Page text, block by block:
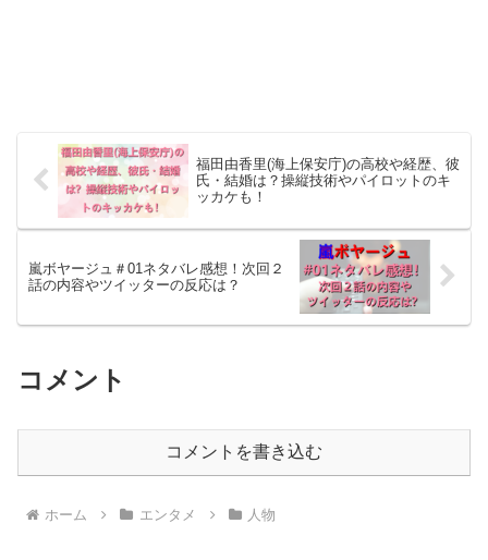
福田由香里(海上保安庁)の高校や経歴、彼
氏・結婚は？操縦技術やパイロットのキ
ッカケも！
嵐ボヤージュ＃01ネタバレ感想！次回２
話の内容やツイッターの反応は？
コメント
コメントを書き込む
ホーム エンタメ 人物